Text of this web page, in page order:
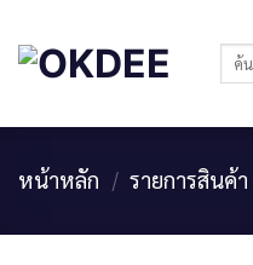
content
ค้นหา:
หน้าหลัก / รายการสินค้า